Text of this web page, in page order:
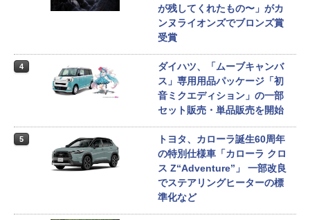
が残してくれたもの〜」がカ
ンヌライオンズでブロンズ賞
受賞
4
ダイハツ、「ムーブキャンバ
ス」専用用品パッケージ「初
音ミクエディション」の一部
セット販売・単品販売を開始
5
トヨタ、カローラ誕生60周年
の特別仕様車「カローラ クロ
ス Z“Adventure”」 一部改良
でステアリングヒーターの標
準化など